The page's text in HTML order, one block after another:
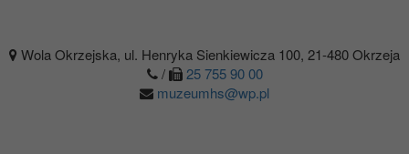
Wola Okrzejska, ul. Henryka Sienkiewicza 100, 21-480 Okrzeja
/
25 755 90 00
muzeumhs@wp.pl